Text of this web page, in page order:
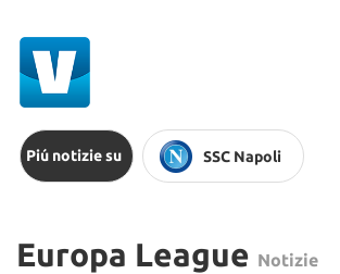
Piú notizie su SSC Napoli
Europa League Notizie